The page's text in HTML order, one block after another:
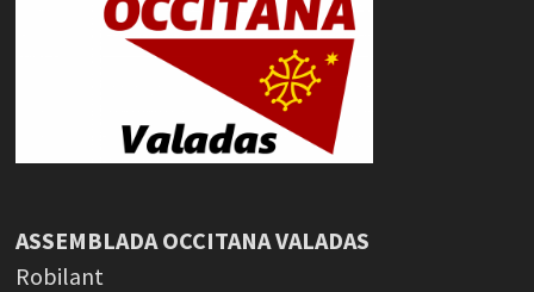
ASSEMBLADA OCCITANA VALADAS
Robilant